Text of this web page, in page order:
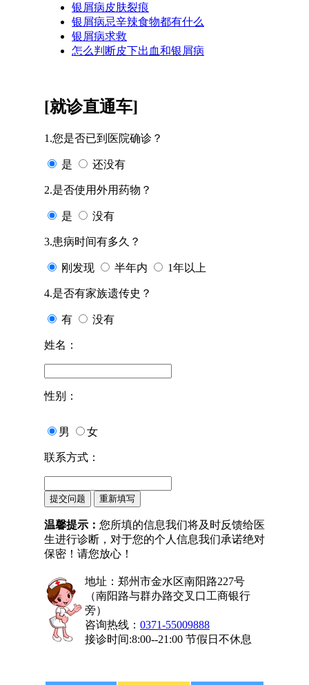
银屑病皮肤裂痕
银屑病忌辛辣食物都有什么
银屑病求救
怎么判断皮下出血和银屑病
[就诊直通车]
1.您是否已到医院确诊？
是 还没有
2.是否使用外用药物？
是 没有
3.患病时间有多久？
刚发现 半年内 1年以上
4.是否有家族遗传史？
有 没有
姓名：
性别：
男 女
联系方式：
温馨提示： 您所填的信息我们将及时反馈给医
生进行诊断，对于您的个人信息我们承诺绝对
保密！请您放心！
地址：郑州市金水区南阳路227号
（南阳路与群办路交叉口工商银行
旁）
咨询热线： 0371-55009888
接诊时间:8:00--21:00 节假日不休息